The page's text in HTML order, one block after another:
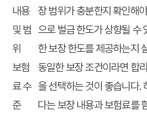
내용
및 범
위
장 범위가 충분한지 확인해
으로 벌금 한도가 상향될 수
한 보장 한도를 제공하는지
보험
료 수
준
동일한 보장 조건이라면 합
을 선택하는 것이 좋습니다.
다는 보장 내용과 보험료를